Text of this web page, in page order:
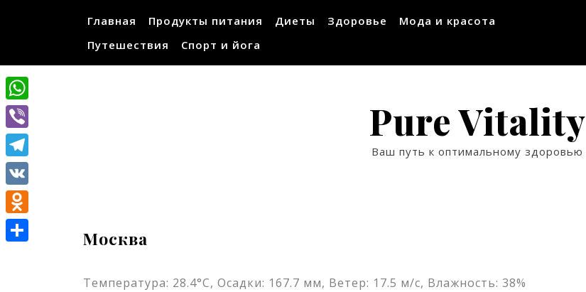
Главная Продукты питания Диеты Здоровье
Мода и красота
Путешествия
Спорт и йога
Pure Vitality
Ваш путь к оптимальному здоровью
Москва
Температура: 28.4°C, Осадки: 167.7 мм, Ветер: 17.5 м/с, Влажность: 38%
WhatsApp
Viber
Telegram
VK
Odnoklassniki